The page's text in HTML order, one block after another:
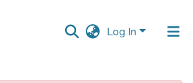
Log In